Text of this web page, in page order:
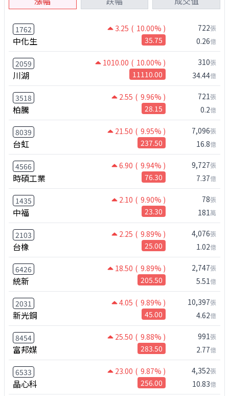
1762 3.25 ( 10.00% )
中化生 35.75
722張
0.26億
2059 1010.00 ( 10.00% )
川湖 11110.00
310張
34.44億
3518 2.55 ( 9.96% )
柏騰 28.15
721張
0.2億
8039 21.50 ( 9.95% )
台虹 237.50
7,096張
16.8億
4566 6.90 ( 9.94% )
時碩工業 76.30
9,727張
7.37億
1435 2.10 ( 9.90% )
中福 23.30
78張
181萬
2103 2.25 ( 9.89% )
台橡 25.00
4,076張
1.02億
6426 18.50 ( 9.89% )
統新 205.50
2,747張
5.51億
2031 4.05 ( 9.89% )
新光鋼 45.00
10,397張
4.62億
8454 25.50 ( 9.88% )
富邦媒 283.50
991張
2.77億
6533 23.00 ( 9.87% )
晶心科 256.00
4,352張
10.83億